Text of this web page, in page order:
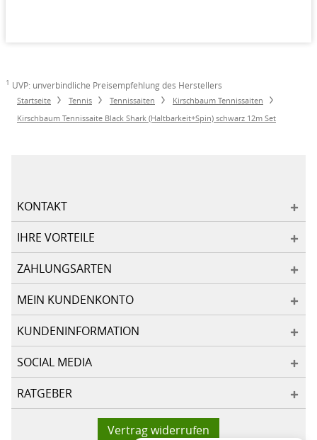
1 UVP: unverbindliche Preisempfehlung des Herstellers
Startseite Tennis Tennissaiten
Kirschbaum Tennissaiten
Kirschbaum Tennissaite Black Shark (Haltbarkeit+Spin) schwarz 12m Set
KONTAKT
IHRE VORTEILE
ZAHLUNGSARTEN
MEIN KUNDENKONTO
KUNDENINFORMATION
SOCIAL MEDIA
RATGEBER
Vertrag widerrufen